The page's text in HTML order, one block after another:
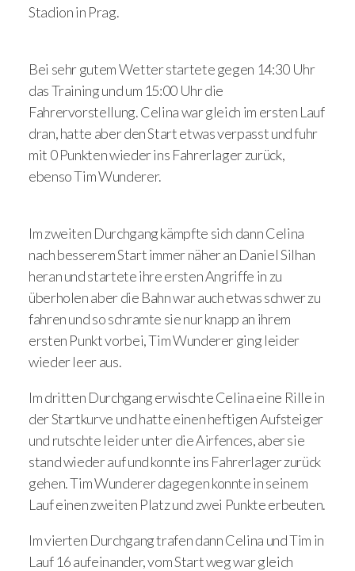
Stadion in Prag.
Bei sehr gutem Wetter startete gegen 14:30 Uhr
das Training und um 15:00 Uhr die
Fahrervorstellung. Celina war gleich im ersten Lauf
dran, hatte aber den Start etwas verpasst und fuhr
mit 0 Punkten wieder ins Fahrerlager zurück,
ebenso Tim Wunderer.
Im zweiten Durchgang kämpfte sich dann Celina
nach besserem Start immer näher an Daniel Silhan
heran und startete ihre ersten Angriffe in zu
überholen aber die Bahn war auch etwas schwer zu
fahren und so schramte sie nur knapp an ihrem
ersten Punkt vorbei, Tim Wunderer ging leider
wieder leer aus.
Im dritten Durchgang erwischte Celina eine Rille in
der Startkurve und hatte einen heftigen Aufsteiger
und rutschte leider unter die Airfences, aber sie
stand wieder auf und konnte ins Fahrerlager zurück
gehen. Tim Wunderer dagegen konnte in seinem
Lauf einen zweiten Platz und zwei Punkte erbeuten.
Im vierten Durchgang trafen dann Celina und Tim in
Lauf 16 aufeinander, vom Start weg war gleich